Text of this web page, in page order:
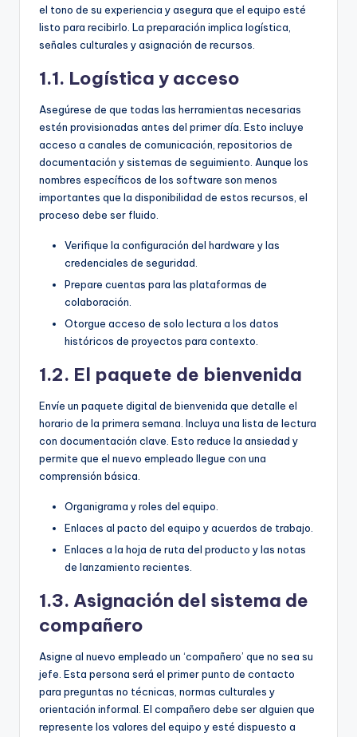
el tono de su experiencia y asegura que el equipo esté
listo para recibirlo. La preparación implica logística,
señales culturales y asignación de recursos.
1.1. Logística y acceso
Asegúrese de que todas las herramientas necesarias
estén provisionadas antes del primer día. Esto incluye
acceso a canales de comunicación, repositorios de
documentación y sistemas de seguimiento. Aunque los
nombres específicos de los software son menos
importantes que la disponibilidad de estos recursos, el
proceso debe ser fluido.
Verifique la configuración del hardware y las
credenciales de seguridad.
Prepare cuentas para las plataformas de
colaboración.
Otorgue acceso de solo lectura a los datos
históricos de proyectos para contexto.
1.2. El paquete de bienvenida
Envíe un paquete digital de bienvenida que detalle el
horario de la primera semana. Incluya una lista de lectura
con documentación clave. Esto reduce la ansiedad y
permite que el nuevo empleado llegue con una
comprensión básica.
Organigrama y roles del equipo.
Enlaces al pacto del equipo y acuerdos de trabajo.
Enlaces a la hoja de ruta del producto y las notas
de lanzamiento recientes.
1.3. Asignación del sistema de
compañero
Asigne al nuevo empleado un ‘compañero’ que no sea su
jefe. Esta persona será el primer punto de contacto
para preguntas no técnicas, normas culturales y
orientación informal. El compañero debe ser alguien que
represente los valores del equipo y esté dispuesto a